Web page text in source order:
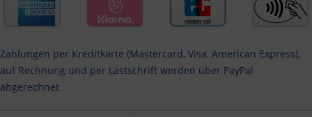
Zahlungen per Kreditkarte (Mastercard, Visa, American Express),
auf Rechnung und per Lastschrift werden über PayPal
abgerechnet